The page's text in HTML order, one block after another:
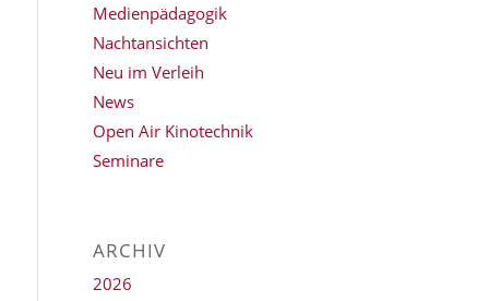
Medienpädagogik
Nachtansichten
Neu im Verleih
News
Open Air Kinotechnik
Seminare
ARCHIV
2026